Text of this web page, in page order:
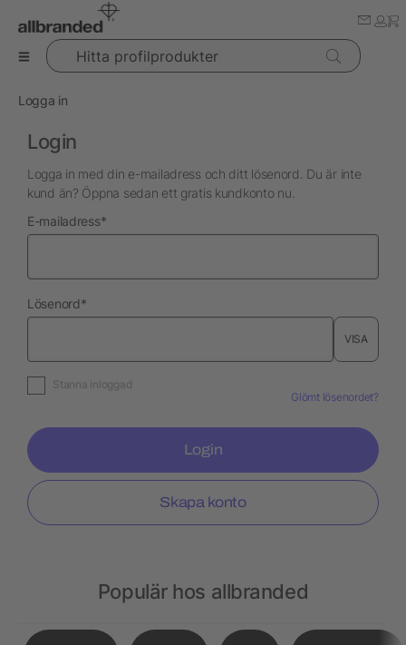
Hitta profilprodukter
Logga in
Login
Logga in med din e-mailadress och ditt lösenord. Du är inte
kund än? Öppna sedan ett gratis kundkonto nu.
E-mailadressnödvändig
*
Lösenordnödvändig
*
VISA
Stanna inloggad
Glömt lösenordet?
Login
Skapa konto
Populär hos allbranded